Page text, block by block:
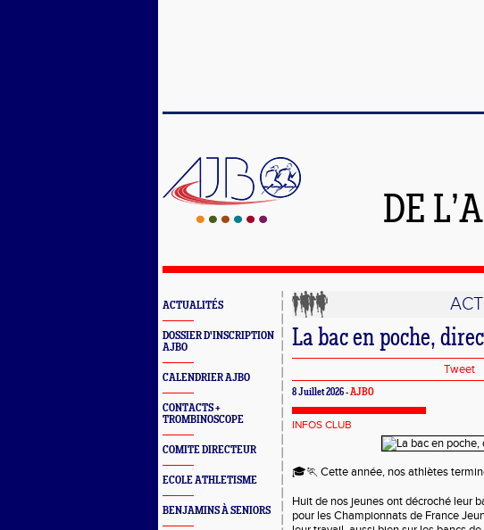
DE
ACTUALITÉS
DOSSIER D'INSCRIPTION
AJBO
CALENDRIER AJBO
CONTACTS +
TROMBINOSCOPE
COMITE DIRECTEUR
ECOLE ATHLETISME
BENJAMINS À SENIORS
La bac en poche,
Tweet
8 Juillet 2026 -AJBO
INFOS CLUB
🎓🏃 Cette année, nos athlètes
Huit de nos jeunes ont décroché leur
pour les Championnats de France